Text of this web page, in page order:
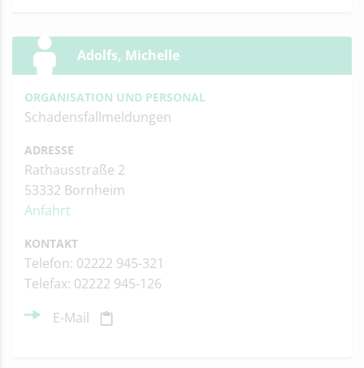
Adolfs, Michelle
ORGANISATION UND PERSONAL
Schadensfallmeldungen
ADRESSE
Rathausstraße 2
53332 Bornheim
Anfahrt
KONTAKT
Telefon: 02222 945-321
Telefax: 02222 945-126
E-Mail